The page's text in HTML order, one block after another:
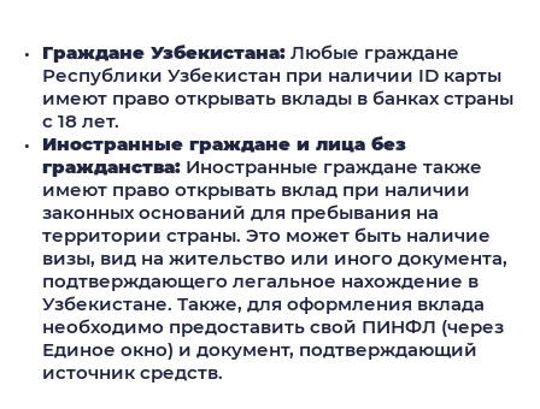
Граждане Узбекистана: Любые граждане
Республики Узбекистан при наличии ID карты
имеют право открывать вклады в банках страны
с 18 лет.
Иностранные граждане и лица без
гражданства: Иностранные граждане также
имеют право открывать вклад при наличии
законных оснований для пребывания на
территории страны. Это может быть наличие
визы, вид на жительство или иного документа,
подтверждающего легальное нахождение в
Узбекистане. Также, для оформления вклада
необходимо предоставить свой ПИНФЛ (через
Единое окно) и документ, подтверждающий
источник средств.